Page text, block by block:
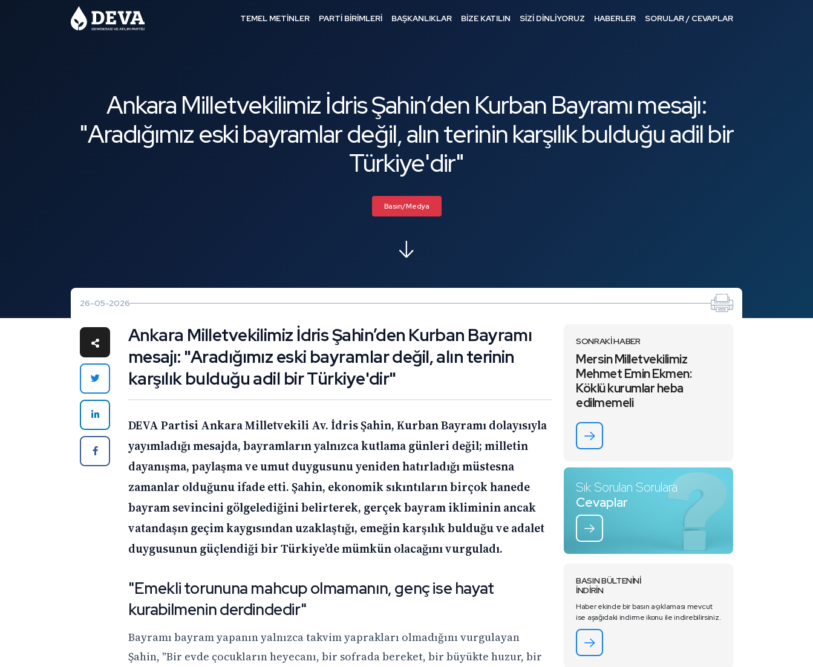
TEMEL METİNLER PARTİ BİRİMLERİ BAŞKANLIKLAR BİZE KATILIN SİZİ DİNLİYORUZ HABERLER SORULAR / CEVAPLAR
Ankara Milletvekilimiz İdris Şahin’den Kurban Bayramı mesajı:
"Aradığımız eski bayramlar değil, alın terinin karşılık bulduğu adil bir
Türkiye'dir"
Basın/Medya
26-05-2026
Ankara Milletvekilimiz İdris Şahin’den Kurban Bayramı
mesajı: "Aradığımız eski bayramlar değil, alın terinin
karşılık bulduğu adil bir Türkiye'dir"
DEVA Partisi Ankara Milletvekili Av. İdris Şahin, Kurban Bayramı dolayısıyla
yayımladığı mesajda, bayramların yalnızca kutlama günleri değil; milletin
dayanışma, paylaşma ve umut duygusunu yeniden hatırladığı müstesna
zamanlar olduğunu ifade etti. Şahin, ekonomik sıkıntıların birçok hanede
bayram sevincini gölgelediğini belirterek, gerçek bayram ikliminin ancak
vatandaşın geçim kaygısından uzaklaştığı, emeğin karşılık bulduğu ve adalet
duygusunun güçlendiği bir Türkiye’de mümkün olacağını vurguladı.
"Emekli torununa mahcup olmamanın, genç ise hayat
kurabilmenin derdindedir"
Bayramı bayram yapanın yalnızca takvim yaprakları olmadığını vurgulayan
Şahin, "Bir evde çocukların heyecanı, bir sofrada bereket, bir büyükte huzur, bir
SONRAKİ HABER
Mersin Milletvekilimiz
Mehmet Emin Ekmen:
Köklü kurumlar heba
edilmemeli
Sık Sorulan Sorulara
Cevaplar
BASIN BÜLTENİNİ
İNDİRİN
Haber ekinde bir basın açıklaması mevcut
ise aşağıdaki indirme ikonu ile indirebilirsiniz.